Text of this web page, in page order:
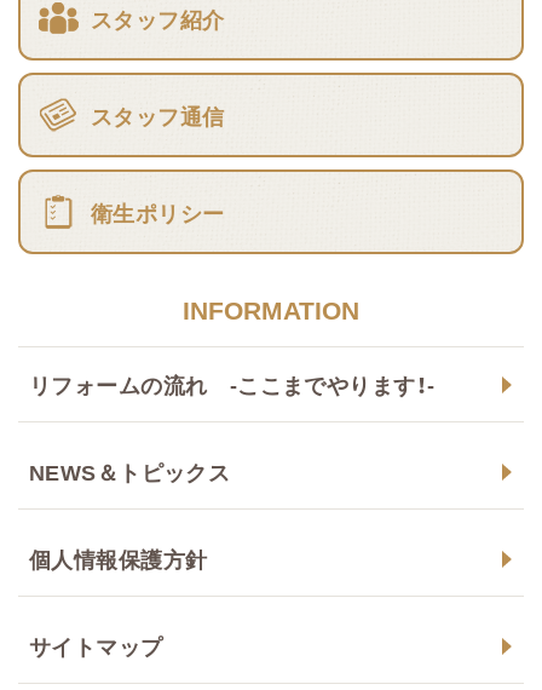
スタッフ紹介
スタッフ通信
衛生ポリシー
INFORMATION
リフォームの流れ -ここまでやります！-
NEWS＆トピックス
個人情報保護方針
サイトマップ